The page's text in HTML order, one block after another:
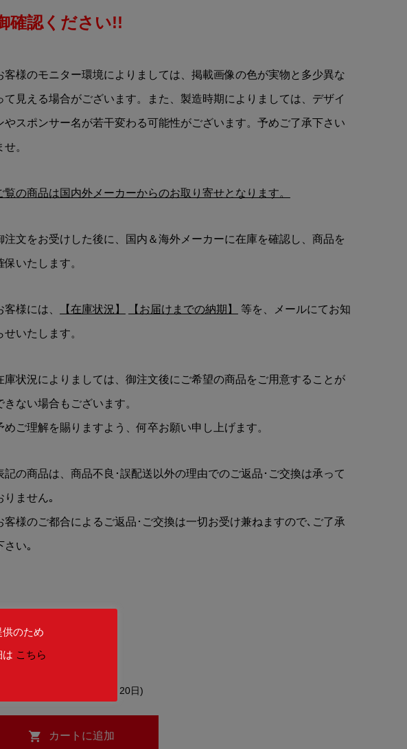
確認ください!!
客様のモニター環境によりましては、掲載画像の色が実物と多少異な
て見える場合がございます。また、製造時期によりましては、デザイ
やスポンサー名が若干変わる可能性がございます。予めご了承下さい
せ。
覧の商品は国内外メーカーからのお取り寄せとなります。
注文をお受けした後に、国内＆海外メーカーに在庫を確認し、商品を
保いたします。
客様には、 【在庫状況】 【お届けまでの納期】 等を、メールにてお知
せいたします。
庫状況によりましては、御注文後にご希望の商品をご用意することが
きない場合もございます。
めご理解を賜りますよう、何卒お願い申し上げます。
記の商品は、商品不良･誤配送以外の理由でのご返品･ご交換は承って
りません｡
客様のご都合によるご返品･ご交換は一切お受け兼ねますので､ご了承
さい｡
在庫 : お取り寄せ (納期約4～20日)
のため
は こちら